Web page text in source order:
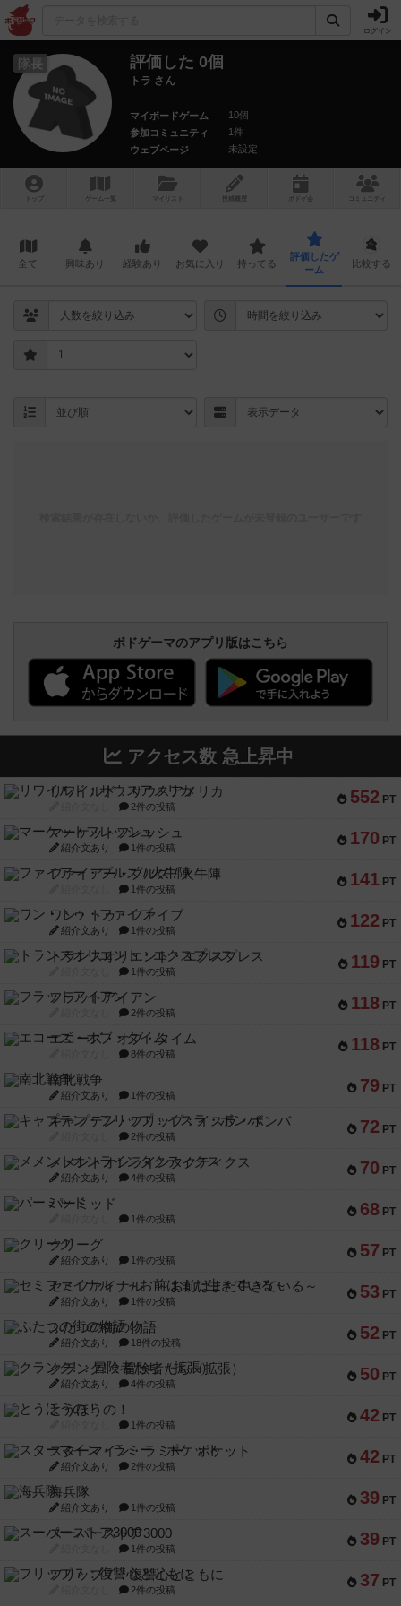
ログイン
隊長 評価した 0個
トラ さん
マイボードゲーム
10個
参加コミュニティ
1件
ウェブページ
未設定
トップ ゲーム一覧 マイリスト 投稿履歴 ボ ドゲ コミュニティ
全て 興味あり 経験あり お気に入り 持ってる
評価したゲ
ーム
比較する
ボドゲーマのアプリ版はこちら
アクセス数 急上昇中
552 PT
リワイルド：サウスアメリカ
2件の投稿
170 PT
マーケットフレッシュ
紹介文あり 1件の投稿
141 PT
ファイアー・ブルズ / 火牛陣
1件の投稿
122 PT
ワン・トゥ・ファイブ
紹介文あり 1件の投稿
119 PT
トランスオリエント・エクスプレス
1件の投稿
118 PT
フラットアイアン
2件の投稿
118 PT
エコーズ・オブ・タイム
8件の投稿
79 PT
南北戦争
紹介文あり 1件の投稿
72 PT
キャプテン・フリップ：イスラ・ボンバ
2件の投稿
70 PT
メメントオンラインタクティクス
紹介文あり 4件の投稿
68 PT
パーミッド
1件の投稿
57 PT
クリーグ
紹介文あり 1件の投稿
53 PT
セミファイナル ～お前はまだ生きている～
紹介文あり 1件の投稿
52 PT
ふたつの街の物語
紹介文あり 18件の投稿
50 PT
クランク! ：冒険者たち（拡張）
紹介文あり 4件の投稿
42 PT
とうほうの！
1件の投稿
42 PT
スターマイン・ラミー ポケット
紹介文あり 2件の投稿
39 PT
海兵隊
紹介文あり 1件の投稿
39 PT
スーパーストア3000
1件の投稿
37 PT
フリップ７：復讐心とともに
2件の投稿